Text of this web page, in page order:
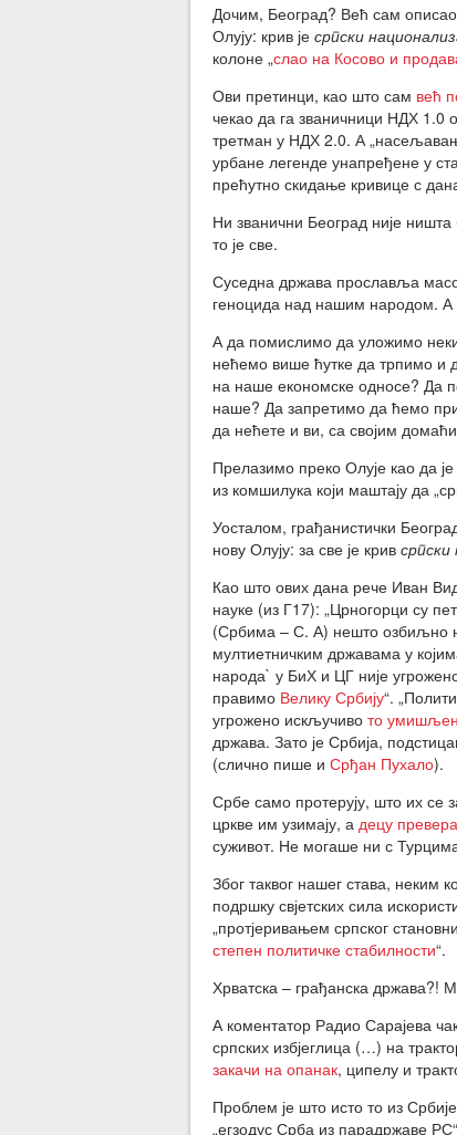
Дочим, Београд? Већ сам
Олују: крив је српски
колоне „слао на Косово и
Ови претинци, као што сам већ
чекао да га званичници НДХ 1.0
третман у НДХ 2.0. А
урбане легенде унапређене у
прећутно скидање кривице с
Ни званични Београд није
то је све.
Суседна држава прославља
геноцида над нашим народом. А
А да помислимо да уложимо
нећемо више ћутке да трпимо и
на наше економске односе? Да
наше? Да запретимо да ћемо
да нећете и ви, са својим
Прелазимо преко Олује као да је
из комшилука који маштају да
Уосталом, грађанистички
нову Олују: за све је крив
Као што ових дана рече Иван
науке (из Г17): „Црногорци су
(Србима – С. А) нешто озбиљно
мултиетничким државама у
народа` у БиХ и ЦГ није
правимо Велику Србију“.
угрожено искључиво то
држава. Зато је Србија,
(слично пише и Срђан Пухало).
Србе само протерују, што их се
цркве им узимају, а децу
суживот. Не могаше ни с
Због таквог нашег става, неким
подршку свјетских сила
„протјеривањем српског
степен политичке стабилности“.
Хрватска – грађанска држава?!
А коментатор Радио Сарајева
српских избјеглица (…) на
закачи на опанак, ципелу и
Проблем је што исто то из
„егзодус Срба из парадржаве